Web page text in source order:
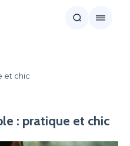
et chic
: pratique et chic